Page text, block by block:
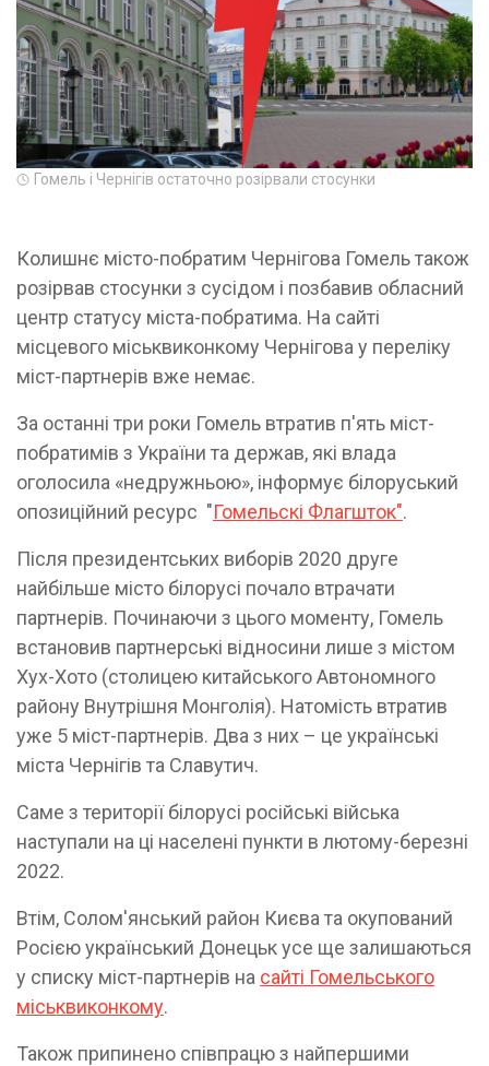
Гомель і Чернігів остаточно розірвали стосунки
Колишнє місто-побратим Чернігова Гомель також
розірвав стосунки з сусідом і позбавив обласний
центр статусу міста-побратима. На сайті
місцевого міськвиконкому Чернігова у переліку
міст-партнерів вже немає.
За останні три роки Гомель втратив п'ять міст-
побратимів з України та держав, які влада
оголосила «недружньою», інформує білоруський
опозиційний ресурс "Гомельскі Флагшток".
Після президентських виборів 2020 друге
найбільше місто білорусі почало втрачати
партнерів. Починаючи з цього моменту, Гомель
встановив партнерські відносини лише з містом
Хух-Хото (столицею китайського Автономного
району Внутрішня Монголія). Натомість втратив
уже 5 міст-партнерів. Два з них – це українські
міста Чернігів та Славутич.
Саме з території білорусі російські війська
наступали на ці населені пункти в лютому-березні
2022.
Втім, Солом'янський район Києва та окупований
Росією український Донецьк усе ще залишаються
у списку міст-партнерів на сайті Гомельського
міськвиконкому.
Також припинено співпрацю з найпершими